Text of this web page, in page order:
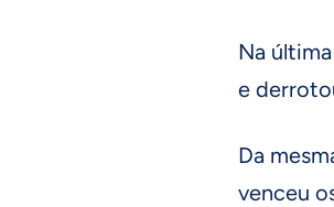
Na
e
Da
venceu